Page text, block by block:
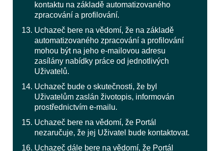
kontaktu na základě automatizovaného
zpracování a profilování.
Uchazeč bere na vědomí, že na základě
automatizovaného zpracování a profilování
mohou být na jeho e-mailovou adresu
zasílány nabídky práce od jednotlivých
Uživatelů.
Uchazeč bude o skutečnosti, že byl
Uživatelům zaslán životopis, informován
prostřednictvím e-mailu.
Uchazeč bere na vědomí, že Portál
nezaručuje, že jej Uživatel bude kontaktovat.
Uchazeč dále bere na vědomí, že Portál